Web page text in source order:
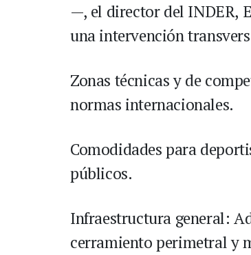
—, el director del INDER,
una intervención
Zonas técnicas y de
normas internacionales.
Comodidades para
públicos.
Infraestructura general:
cerramiento perimetral y